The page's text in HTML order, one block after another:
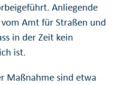
Anliegende
Amt für Straßen und
in der Zeit kein
ist.
Maßnahme sind etwa